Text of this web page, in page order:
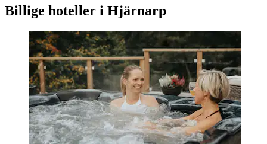
Billige hoteller i Hjärnarp